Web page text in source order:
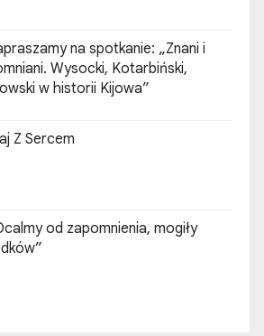
na spotkanie: „Znani i
Wysocki, Kotarbiński,
w historii Kijowa”
Z Sercem
od zapomnienia, mogiły